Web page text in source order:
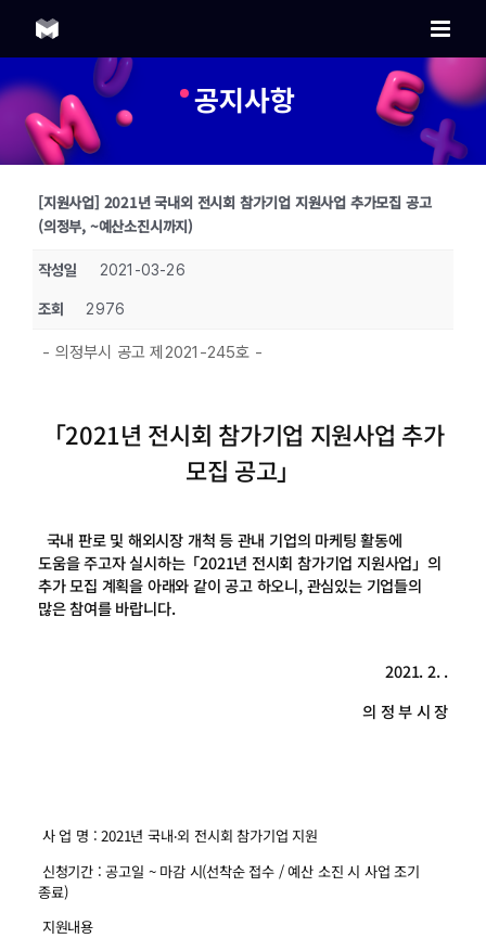
content
공지사항
[지원사업] 2021년 국내외 전시회 참가기업 지원사업 추가모집 공고
(의정부, ~예산소진시까지)
작성일 2021-03-26
조회 2976
- 의정부시 공고 제2021-245호 -
「2021년 전시회 참가기업 지원사업 추가
모집 공고」
국내 판로 및 해외시장 개척 등 관내 기업의 마케팅 활동에
도움을 주고자 실시하는「2021년 전시회 참가기업 지원사업」의
추가 모집 계획을 아래와 같이 공고 하오니, 관심있는 기업들의
많은 참여를 바랍니다.
2021. 2. .
의 정 부 시 장
사 업 명 : 2021년 국내‧외 전시회 참가기업 지원
신청기간 : 공고일 ~ 마감 시(선착순 접수 / 예산 소진 시 사업 조기
종료)
지원내용